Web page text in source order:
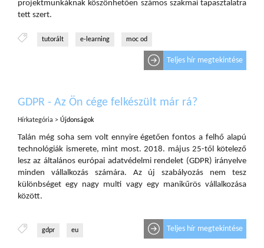
projektmunkáknak köszönhetően számos szakmai tapasztalatra
tett szert.
tutorált e-learning moc od
Teljes hír megtekintése
GDPR - Az Ön cége felkészült már rá?
Hírkategória > Újdonságok
Talán még soha sem volt ennyire égetően fontos a felhő alapú
technológiák ismerete, mint most. 2018. május 25-től kötelező
lesz az általános európai adatvédelmi rendelet (GDPR) irányelve
minden vállalkozás számára. Az új szabályozás nem tesz
különbséget egy nagy multi vagy egy manikűrös vállalkozása
között.
gdpr eu Teljes hír megtekintése